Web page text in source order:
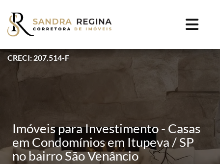
CRECI: 207.514-F
Imóveis para Investimento - Casas
em Condomínios em Itupeva / SP
no bairro São Venâncio